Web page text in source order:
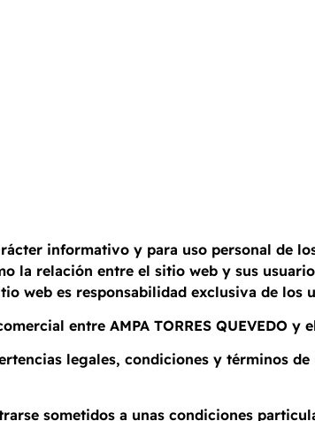
informativo y para uso personal de
la relación entre el sitio web y sus
web es responsabilidad exclusiva de los
entre AMPA TORRES QUEVEDO y
legales, condiciones y términos de
sometidos a unas condiciones